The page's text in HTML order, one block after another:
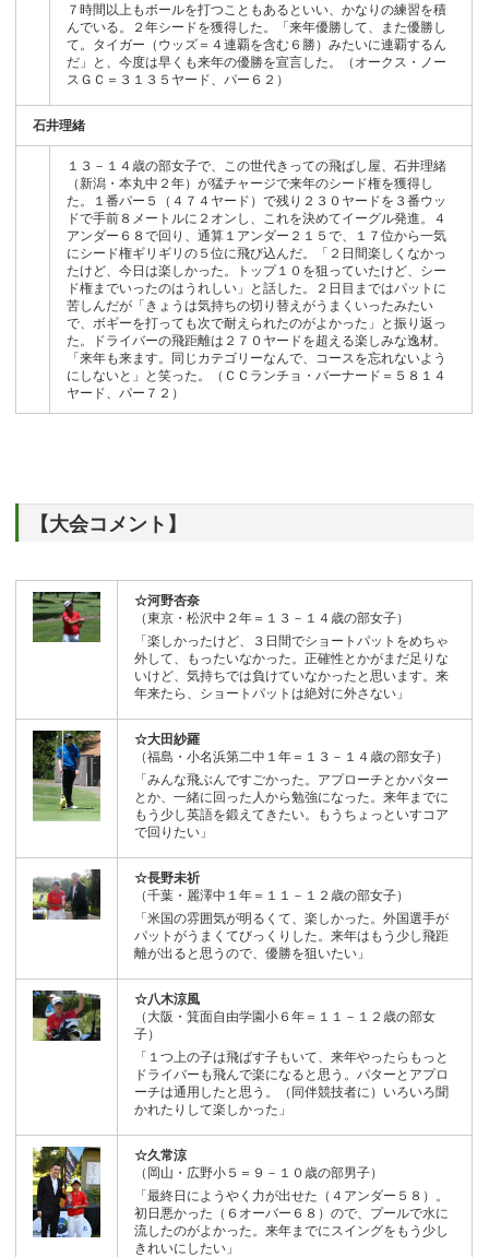
７時間以上もボールを打つこともあるといい、かなりの練習を積
んでいる。２年シードを獲得した。「来年優勝して、また優勝し
て。タイガー（ウッズ＝４連覇を含む６勝）みたいに連覇するん
だ」と、今度は早くも来年の優勝を宣言した。（オークス・ノー
スＧＣ＝３１３５ヤード、パー６２）
石井理緒
１３－１４歳の部女子で、この世代きっての飛ばし屋、石井理緒
（新潟・本丸中２年）が猛チャージで来年のシード権を獲得し
た。１番パー５（４７４ヤード）で残り２３０ヤードを３番ウッ
ドで手前８メートルに２オンし、これを決めてイーグル発進。４
アンダー６８で回り、通算１アンダー２１５で、１７位から一気
にシード権ギリギリの５位に飛び込んだ。「２日間楽しくなかっ
たけど、今日は楽しかった。トップ１０を狙っていたけど、シー
ド権までいったのはうれしい」と話した。２日目まではパットに
苦しんだが「きょうは気持ちの切り替えがうまくいったみたい
で、ボギーを打っても次で耐えられたのがよかった」と振り返っ
た。ドライバーの飛距離は２７０ヤードを超える楽しみな逸材。
「来年も来ます。同じカテゴリーなんで、コースを忘れないよう
にしないと」と笑った。（ＣＣランチョ・バーナード＝５８１４
ヤード、パー７２）
【大会コメント】
☆河野杏奈
（東京・松沢中２年＝１３－１４歳の部女子）
「楽しかったけど、３日間でショートパットをめちゃ
外して、もったいなかった。正確性とかがまだ足りな
いけど、気持ちでは負けていなかったと思います。来
年来たら、ショートパットは絶対に外さない」
☆大田紗羅
（福島・小名浜第二中１年＝１３－１４歳の部女子）
「みんな飛ぶんですごかった。アプローチとかパター
とか、一緒に回った人から勉強になった。来年までに
もう少し英語を鍛えてきたい。もうちょっといすコア
で回りたい」
☆長野未祈
（千葉・麗澤中１年＝１１－１２歳の部女子）
「米国の雰囲気が明るくて、楽しかった。外国選手が
パットがうまくてびっくりした。来年はもう少し飛距
離が出ると思うので、優勝を狙いたい」
☆八木涼風
（大阪・箕面自由学園小６年＝１１－１２歳の部女
子）
「１つ上の子は飛ばす子もいて、来年やったらもっと
ドライバーも飛んで楽になると思う。パターとアプロ
ーチは通用したと思う。（同伴競技者に）いろいろ聞
かれたりして楽しかった」
☆久常涼
（岡山・広野小５＝９－１０歳の部男子）
「最終日にようやく力が出せた（４アンダー５８）。
初日悪かった（６オーバー６８）ので、プールで水に
流したのがよかった。来年までにスイングをもう少し
きれいにしたい」